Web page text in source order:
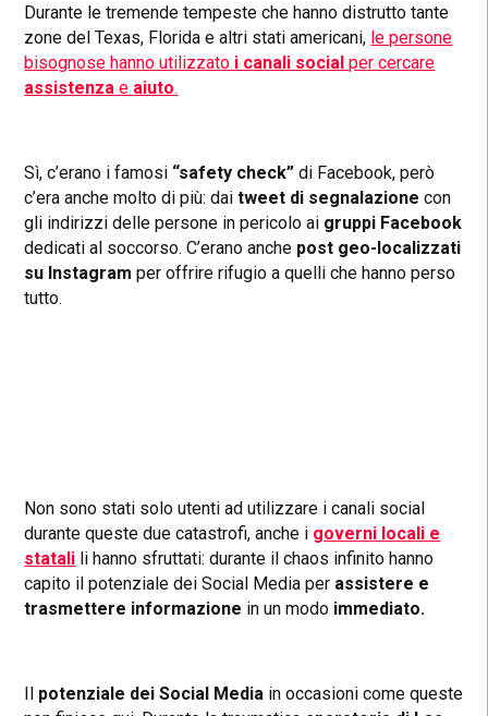
Durante le tremende tempeste che hanno distrutto tante
zone del Texas, Florida e altri stati americani, le persone
bisognose hanno utilizzato i canali socialper cercare
assistenza e aiuto.
Sì, c’erano i famosi “safety check” di Facebook, però
c’era anche molto di più: daitweet di segnalazione con
gli indirizzi delle persone in pericolo ai gruppi Facebook
dedicati al soccorso. C’erano anche post geo-localizzati
su Instagram per offrire rifugio a quelli che hanno perso
tutto.
Non sono stati solo utenti ad utilizzare i canali social
durante queste due catastrofi, anche i governi locali e
statali li hanno sfruttati: durante il chaos infinito hanno
capito il potenziale dei Social Media per assistere e
trasmettere informazione in un modo immediato.
Il potenziale dei Social Media in occasioni come queste